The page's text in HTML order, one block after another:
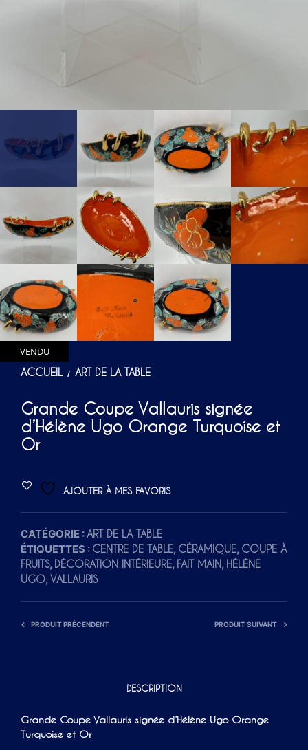
VENDU
ACCUEIL / ART DE LA TABLE
Grande Coupe Vallauris signée
d’Hélène Ugo Orange Turquoise et
Or
AJOUTER À MES FAVORIS
CATÉGORIE :ART DE LA TABLE
ÉTIQUETTES : CENTRE DE TABLE, CÉRAMIQUE, COUPE À
FRUITS, DÉCORATION INTÉRIEURE, FAIT MAIN, HÉLÈNE
UGO,VALLAURIS
PRODUIT PRÉCENDENT PRODUIT SUIVANT
DESCRIPTION
Grande Coupe Vallauris signée d’Hélène Ugo Orange
Turquoise et Or